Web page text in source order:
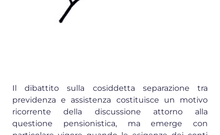
Il dibattito sulla cosiddetta separazione tra
previdenza e assistenza costituisce un motivo
ricorrente della discussione attorno alla
questione pensionistica, ma emerge con